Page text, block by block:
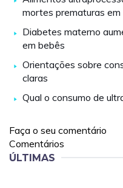
mortes prematuras
Diabetes materno
em bebês
Orientações sobre
claras
Qual o consumo de
Faça o seu comentário
Comentários
ÚLTIMAS